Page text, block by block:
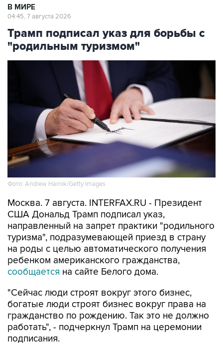
В МИРЕ
04:45, 7 августа 2026
Трамп подписал указ для борьбы с
"родильным туризмом"
Фото: Andrew Harnik/Getty Images
Москва. 7 августа. INTERFAX.RU - Президент
США Дональд Трамп подписал указ,
направленный на запрет практики "родильного
туризма", подразумевающей приезд в страну
на роды с целью автоматического получения
ребенком американского гражданства,
сообщается на сайте Белого дома.
"Сейчас люди строят вокруг этого бизнес,
богатые люди строят бизнес вокруг права на
гражданство по рождению. Так это не должно
работать", - подчеркнул Трамп на церемонии
подписания.